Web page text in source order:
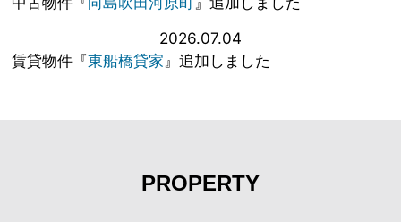
2026.07.04
賃貸物件『東船橋貸家』追加しました
PROPERTY